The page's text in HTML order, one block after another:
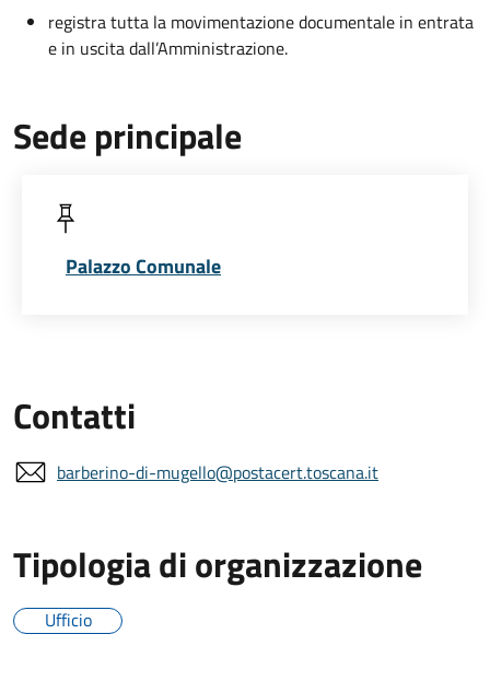
registra tutta la movimentazione documentale in entrata
e in uscita dall’Amministrazione.
Sede principale
Palazzo Comunale
Contatti
barberino-di-mugello@postacert.toscana.it
Tipologia di organizzazione
Ufficio